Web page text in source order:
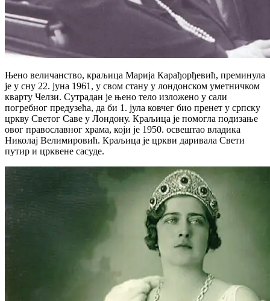
Њено величанство, краљица Марија Карађорђевић, преминула
је у сну 22. јуна 1961, у свом стану у лондонском уметничком
кварту Челзи. Сутрадан је њено тело изложено у сали
погребног предузећа, да би 1. јула ковчег био пренет у српску
цркву Светог Саве у Лондону. Краљица је помогла подизање
овог православног храма, који је 1950. освештао владика
Николај Велимировић. Краљица је цркви даривала Свети
путир и црквене сасуде.